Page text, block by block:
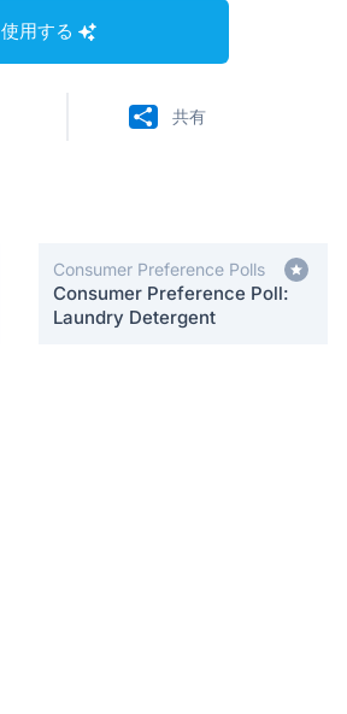
用する
共有
Consumer Preference Polls
Consumer Preference Poll:
Laundry Detergent